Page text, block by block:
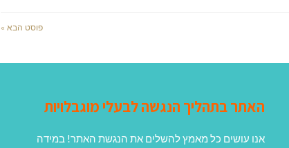
פוסט הבא »
האתר בתהליך הנגשה לבעלי מוגבלויות
אנו עושים כל מאמץ להשלים את הנגשת האתר! במידה